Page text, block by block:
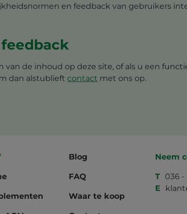
en feedback van gebruikers
de inhoud op deze site, of als u een
dan alstublieft contact met ons op.
Blog
FAQ
Waar te koop
Neem
T 036 -
E